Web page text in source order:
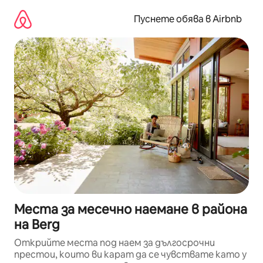
съдържанието
Пуснете обява в Airbnb
Места за месечно наемане в района
на Berg
Открийте места под наем за дългосрочни
престои, които ви карат да се чувствате като у